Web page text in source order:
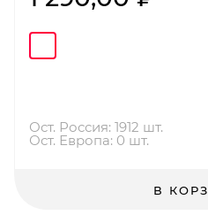
Ост. Россия: 1912 шт.
Ост. Европа: 0 шт.
В